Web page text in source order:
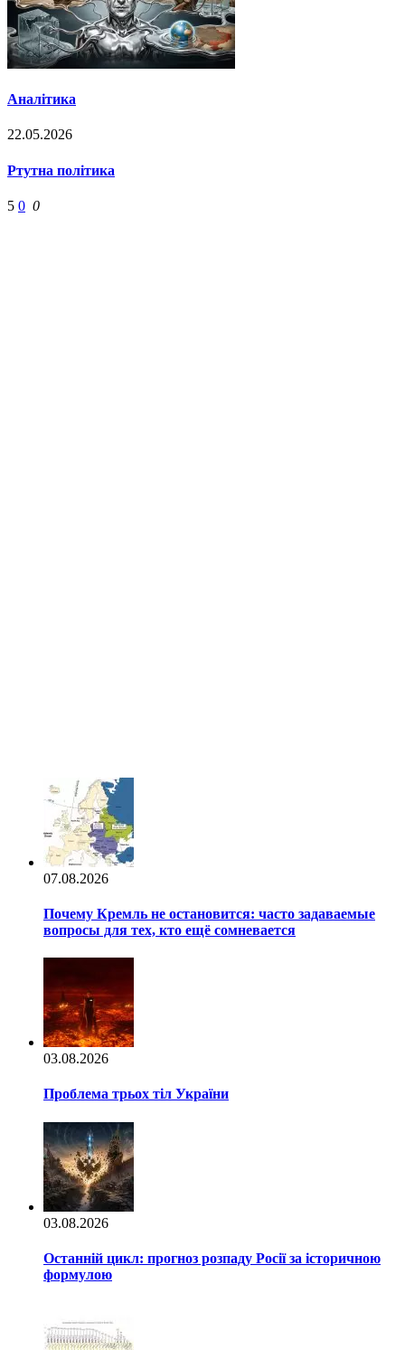
Аналітика
22.05.2026
Ртутна політика
5 0 0
07.08.2026
Почему Кремль не остановится: часто задаваемые
вопросы для тех, кто ещё сомневается
03.08.2026
Проблема трьох тіл України
03.08.2026
Останній цикл: прогноз розпаду Росії за історичною
формулою